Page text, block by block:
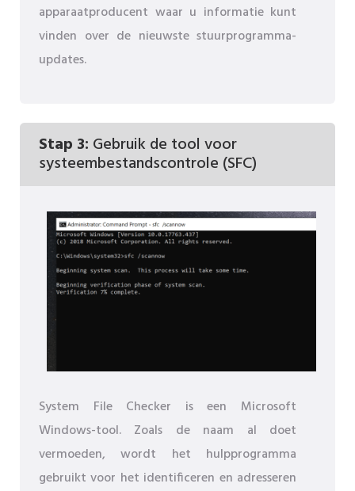
apparaatproducent waar u informatie kunt
vinden over de nieuwste stuurprogramma-
updates.
Stap 3: Gebruik de tool voor
systeembestandscontrole (SFC)
System File Checker is een Microsoft
Windows-tool. Zoals de naam al doet
vermoeden, wordt het hulpprogramma
gebruikt voor het identificeren en adresseren